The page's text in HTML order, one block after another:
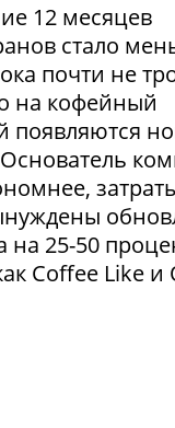
12 месяцев
стало
почти не
на кофейный
появляются
25-50
Coffee Like и